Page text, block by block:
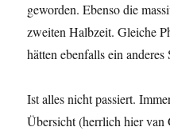
geworden. Ebenso die
zweiten Halbzeit. Gleiche
hätten ebenfalls ein anderes
Ist alles nicht passiert.
Übersicht (herrlich hier van